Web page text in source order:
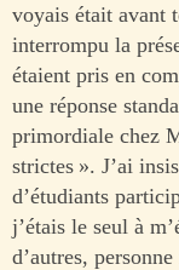
voyais était avant
interrompu la
étaient pris en
une réponse
primordiale chez
strictes ». J’ai
d’étudiants
j’étais le seul à
d’autres,